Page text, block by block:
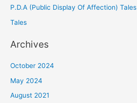
P.D.A (Public Display Of Affection) Tales
Tales
Archives
October 2024
May 2024
August 2021